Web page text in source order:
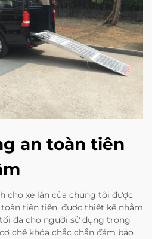
an toàn tiên
cho xe lăn của chúng tôi được
tiên tiến, được thiết kế nhằm
đa cho người sử dụng trong
chế khóa chắc chắn đảm bảo